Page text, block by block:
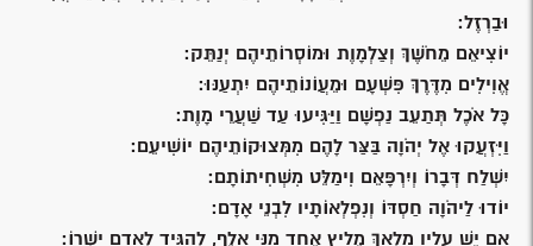
וּבַרְזֶל:
יוֹצִיאֵם מֵחֹשֶׁךְ וְצַלְמָוֶת וּמוֹסְרוֹתֵיהֶם יְנַתֵּק:
אֱוִילִים מִדֶּרֶךְ פִּשְׁעָם וּמֵעֲוֹנוֹתֵיהֶם יִתְעַנּוּ:
כָּל אֹכֶל תְּתַעֵב נַפְשָׁם וַיַּגִּיעוּ עַד שַׁעֲרֵי מָוֶת:
וַיִּזְעֲקוּ אֶל יְהֹוָה בַּצַּר לָהֶם מִמְּצוּקוֹתֵיהֶם יוֹשִׁיעֵם:
יִשְׁלַח דְּבָרוֹ וְיִרְפָּאֵם וִימַלֵּט מִשְׁחִיתוֹתָם:
יוֹדוּ לַיהֹוָה חַסְדּוֹ וְנִפְלְאוֹתָיו לִבְנֵי אָדָם:
אִם יֵשׁ עָלָיו מַלְאָךְ מֵלִיץ אֶחָד מִנִּי אָלֶף, לְהַגִּיד לְאָדָם יָשְׁרוֹ: